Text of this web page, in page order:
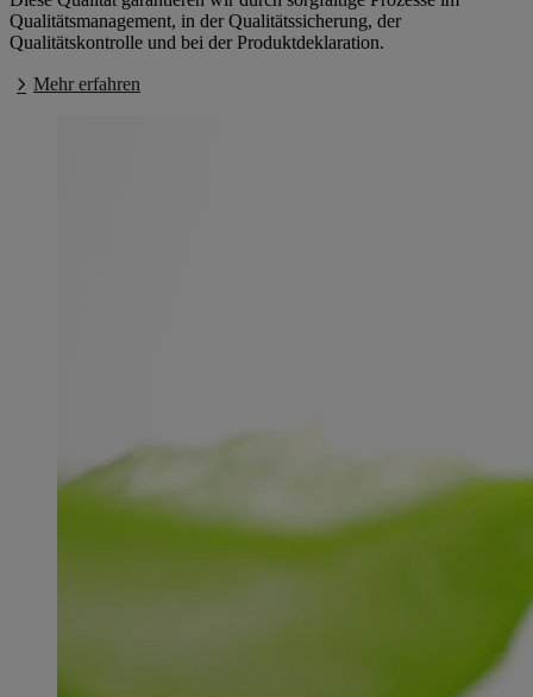
Qualitätsmanagement, in der Qualitätssicherung, der
Qualitätskontrolle und bei der Produktdeklaration.
Mehr erfahren